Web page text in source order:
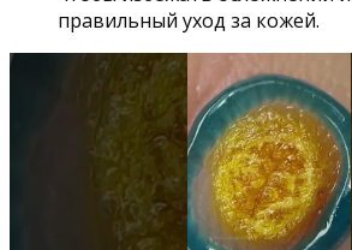
правильный уход за кожей.